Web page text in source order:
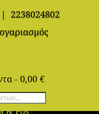
|
2238024802
- 0,00 €